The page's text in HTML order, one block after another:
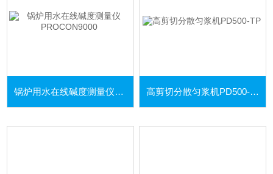
锅炉用水在线碱度测量仪PROCON9000 高剪切分散匀浆机PD500-TP